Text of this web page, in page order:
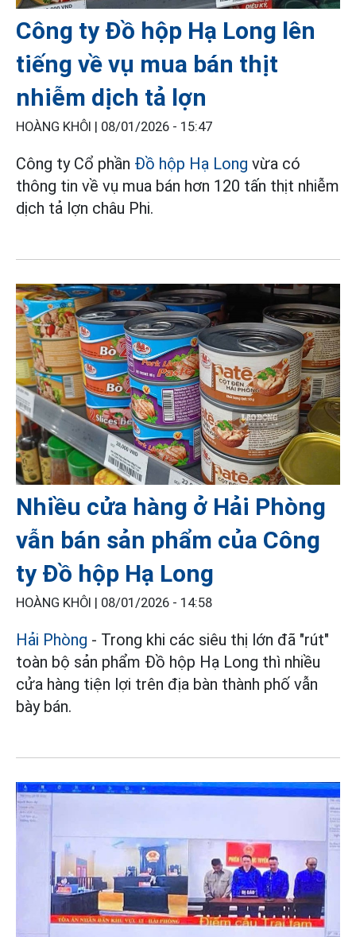
Công ty Đồ hộp Hạ Long lên
tiếng về vụ mua bán thịt
nhiễm dịch tả lợn
HOÀNG KHÔI | 08/01/2026 - 15:47
Công ty Cổ phần Đồ hộp Hạ Long vừa có
thông tin về vụ mua bán hơn 120 tấn thịt nhiễm
dịch tả lợn châu Phi.
Nhiều cửa hàng ở Hải Phòng
vẫn bán sản phẩm của Công
ty Đồ hộp Hạ Long
HOÀNG KHÔI | 08/01/2026 - 14:58
Hải Phòng - Trong khi các siêu thị lớn đã "rút"
toàn bộ sản phẩm Đồ hộp Hạ Long thì nhiều
cửa hàng tiện lợi trên địa bàn thành phố vẫn
bày bán.